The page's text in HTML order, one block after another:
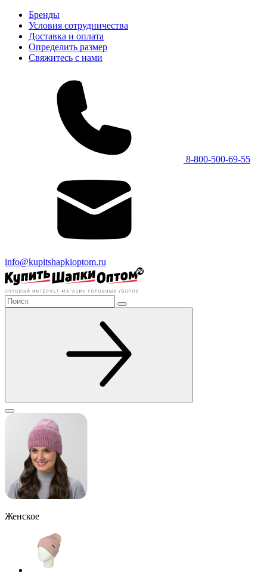
Бренды
Условия сотрудничества
Доставка и оплата
Определить размер
Свяжитесь с нами
8-800-500-69-55
info@kupitshapkioptom.ru
Женское